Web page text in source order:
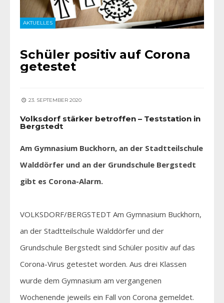
AKTUELLES
Schüler positiv auf Corona
getestet
23. SEPTEMBER 2020
Volksdorf stärker betroffen – Teststation in
Bergstedt
Am Gymnasium Buckhorn, an der Stadtteilschule
Walddörfer und an der Grundschule Bergstedt
gibt es Corona-Alarm.
VOLKSDORF/BERGSTEDT Am Gymnasium Buckhorn,
an der Stadtteilschule Walddörfer und der
Grundschule Bergstedt sind Schüler positiv auf das
Corona-Virus getestet worden. Aus drei Klassen
wurde dem Gymnasium am vergangenen
Wochenende jeweils ein Fall von Corona gemeldet.